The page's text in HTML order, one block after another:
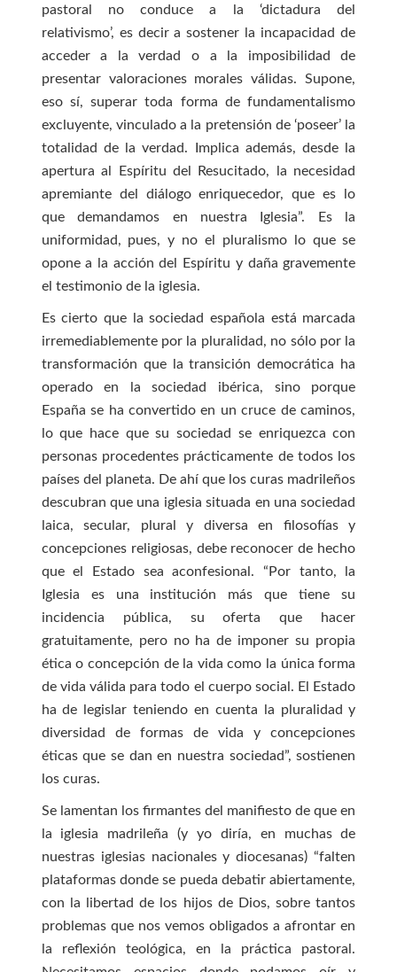
pastoral no conduce a la ‘dictadura del
relativismo’, es decir a sostener la incapacidad de
acceder a la verdad o a la imposibilidad de
presentar valoraciones morales válidas. Supone,
eso sí, superar toda forma de fundamentalismo
excluyente, vinculado a la pretensión de ‘poseer’ la
totalidad de la verdad. Implica además, desde la
apertura al Espíritu del Resucitado, la necesidad
apremiante del diálogo enriquecedor, que es lo
que demandamos en nuestra Iglesia”. Es la
uniformidad, pues, y no el pluralismo lo que se
opone a la acción del Espíritu y daña gravemente
el testimonio de la iglesia.
Es cierto que la sociedad española está marcada
irremediablemente por la pluralidad, no sólo por la
transformación que la transición democrática ha
operado en la sociedad ibérica, sino porque
España se ha convertido en un cruce de caminos,
lo que hace que su sociedad se enriquezca con
personas procedentes prácticamente de todos los
países del planeta. De ahí que los curas madrileños
descubran que una iglesia situada en una sociedad
laica, secular, plural y diversa en filosofías y
concepciones religiosas, debe reconocer de hecho
que el Estado sea aconfesional. “Por tanto, la
Iglesia es una institución más que tiene su
incidencia pública, su oferta que hacer
gratuitamente, pero no ha de imponer su propia
ética o concepción de la vida como la única forma
de vida válida para todo el cuerpo social. El Estado
ha de legislar teniendo en cuenta la pluralidad y
diversidad de formas de vida y concepciones
éticas que se dan en nuestra sociedad”, sostienen
los curas.
Se lamentan los firmantes del manifiesto de que en
la iglesia madrileña (y yo diría, en muchas de
nuestras iglesias nacionales y diocesanas) “falten
plataformas donde se pueda debatir abiertamente,
con la libertad de los hijos de Dios, sobre tantos
problemas que nos vemos obligados a afrontar en
la reflexión teológica, en la práctica pastoral.